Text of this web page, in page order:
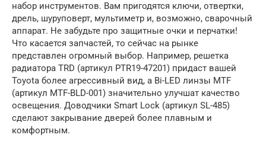
набор инструментов. Вам пригодятся ключи, отвертки,
дрель, шуруповерт, мультиметр и, возможно, сварочный
аппарат. Не забудьте про защитные очки и перчатки!
Что касается запчастей, то сейчас на рынке
представлен огромный выбор. Например, решетка
радиатора TRD (артикул PTR19-47201) придаст вашей
Toyota более агрессивный вид, а Bi-LED линзы MTF
(артикул MTF-BLD-001) значительно улучшат качество
освещения. Доводчики Smart Lock (артикул SL-485)
сделают закрывание дверей более плавным и
комфортным.